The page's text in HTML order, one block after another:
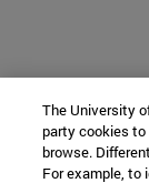
The University
party cookies
browse.
For example, to